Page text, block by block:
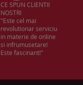
CE SPUN CLIENTII
NOSTRI
"Este cel mai
revolutionar serviciu
in materie de online
si infrumusetare!
Este fascinant!"